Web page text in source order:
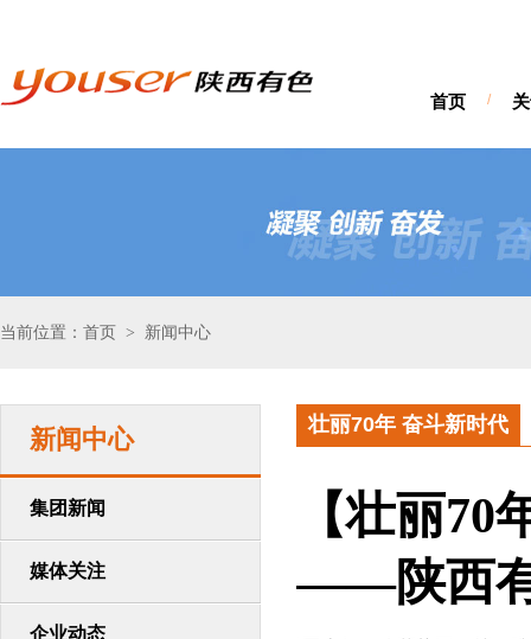
首页 /
当前位置：首页 > 新闻中心
新闻中心
集团新闻
媒体关注
企业动态
壮丽70年 奋斗新时代
【壮丽
——陕西有